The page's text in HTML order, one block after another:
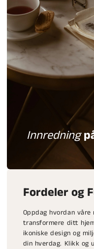
Innredning
Fordeler og
Oppdag hvordan
transformere ditt
ikoniske design og
din hverdag. Klikk og